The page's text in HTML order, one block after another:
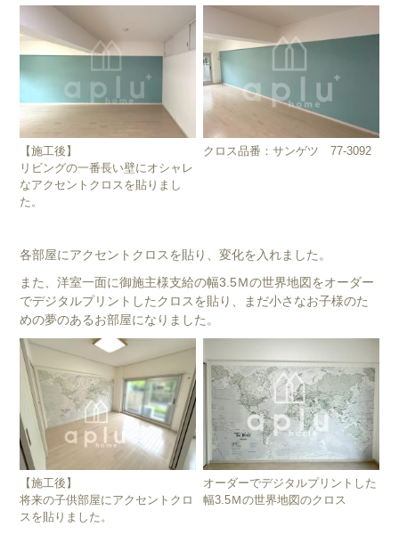
【施工後】
リビングの一番長い壁にオシャレ
なアクセントクロスを貼りまし
た。
クロス品番：サンゲツ 77-3092
各部屋にアクセントクロスを貼り、変化を入れました。
また、洋室一面に御施主様支給の幅3.5Ｍの世界地図をオーダー
でデジタルプリントしたクロスを貼り、まだ小さなお子様のた
めの夢のあるお部屋になりました。
【施工後】
将来の子供部屋にアクセントクロ
スを貼りました。
オーダーでデジタルプリントした
幅3.5Ｍの世界地図のクロス